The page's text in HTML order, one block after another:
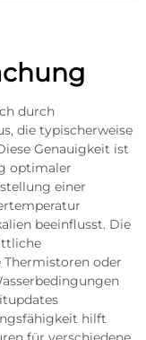
durch
die typischerweise
Genauigkeit ist
optimaler
einer
beeinflusst. Die
oder
hilft